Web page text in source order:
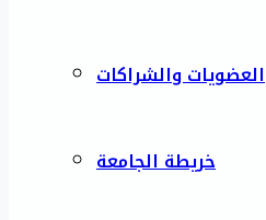
العضويات والشراكات
خريطة الجامعة